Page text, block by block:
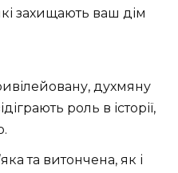
захищають ваш дім
духмяну
роль в історії,
та витончена, як і